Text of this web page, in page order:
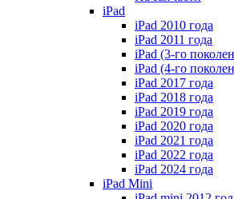
iPad
iPad 2010 года
iPad 2011 года
iPad (3-го
iPad (4-го
iPad 2017 года
iPad 2018 года
iPad 2019 года
iPad 2020 года
iPad 2021 года
iPad 2022 года
iPad 2024 года
iPad Mini